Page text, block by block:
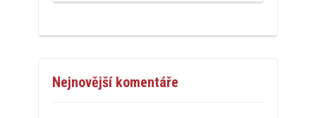
Nejnovější komentáře